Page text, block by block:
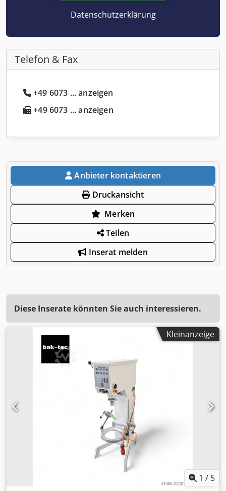
Datenschutzerklärung
Telefon & Fax
+49 6073 ... anzeigen
+49 6073 ... anzeigen
Anbieter kontaktieren
Druckansicht
Merken
Teilen
Inserat melden
Diese Inserate könnten Sie auch interessieren.
Kleinanzeige
1 / 5